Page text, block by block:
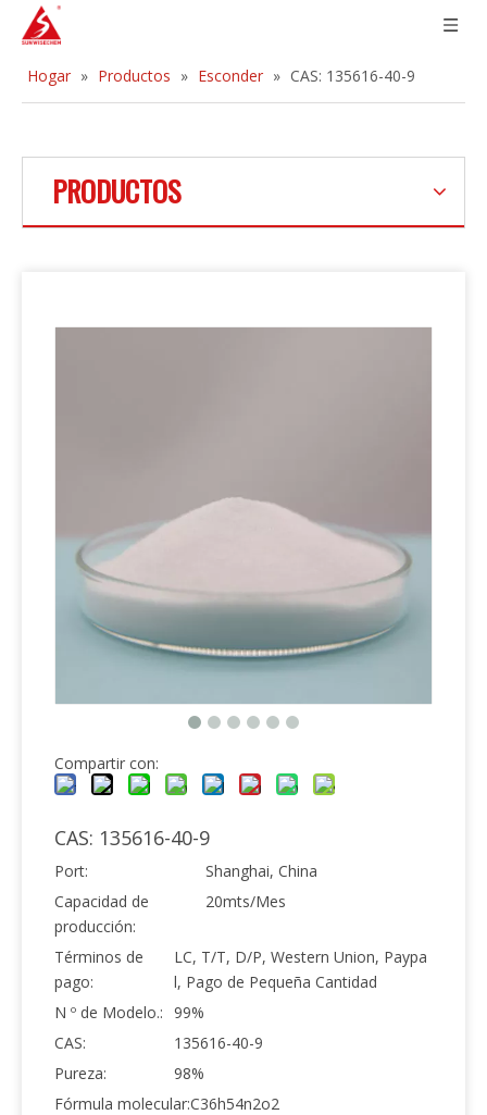
Hogar » Productos » Esconder » CAS: 135616-40-9
PRODUCTOS
Compartir con:
CAS: 135616-40-9
Port:
Shanghai, China
Capacidad de
producción:
20mts/Mes
Términos de
pago:
LC, T/T, D/P, Western Union, Paypa
l, Pago de Pequeña Cantidad
N º de Modelo.: 99%
CAS:
135616-40-9
Pureza:
98%
Fórmula molecular:C36h54n2o2